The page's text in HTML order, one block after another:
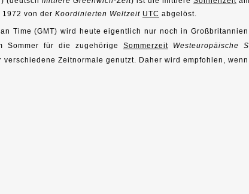
von der Koordinierten Weltzeit UTC abgelöst.
Time (GMT) wird heute eigentlich nur noch in
Sommer für die zugehörige Sommerzeit Westeuropäische
Zeitnormale genutzt. Daher wird empfohlen,